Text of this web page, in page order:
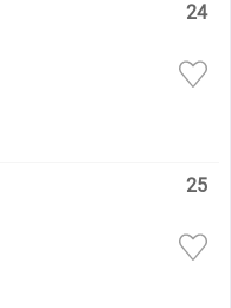
24
25